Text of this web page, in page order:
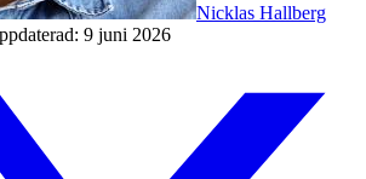
Nicklas Hallberg
9 juni 2026